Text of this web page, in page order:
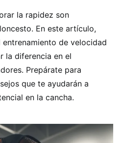
la rapidez son
En este artículo,
de velocidad
la diferencia en el
Prepárate para
que te ayudarán a
en la cancha.